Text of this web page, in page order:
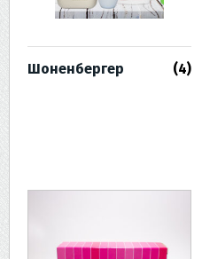
Шоненбергер (4)